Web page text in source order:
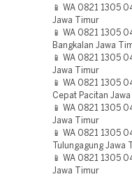
📱 WA 0821 1305
Jawa Timur
📱 WA 0821 1305
Bangkalan Jawa
📱 WA 0821 1305
Jawa Timur
📱 WA 0821 1305
Cepat Pacitan
📱 WA 0821 1305
Jawa Timur
📱 WA 0821 1305
Tulungagung Jawa
📱 WA 0821 1305
Jawa Timur